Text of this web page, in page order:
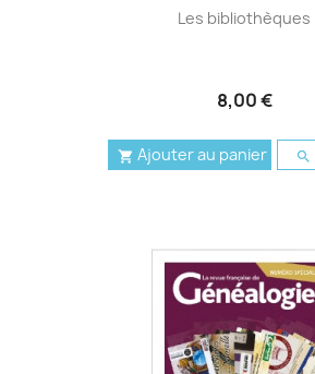
Les bibliothèques
8,00 €
 Ajouter au panier 